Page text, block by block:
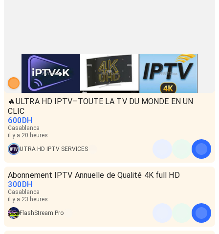
🔥ULTRA HD IPTV–TOUTE LA TV DU MONDE EN UN
CLIC
600DH
Casablanca
il y a 20 heures
UTRA HD IPTV SERVICES
Abonnement IPTV Annuelle de Qualité 4K full HD
300DH
Casablanca
il y a 23 heures
FlashStream Pro